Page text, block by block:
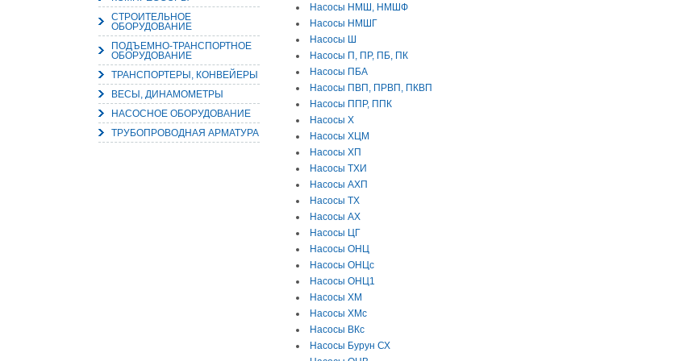
СТРОИТЕЛЬНОЕ
ОБОРУДОВАНИЕ
ПОДЪЕМНО-ТРАНСПОРТНОЕ
ОБОРУДОВАНИЕ
ТРАНСПОРТЕРЫ, КОНВЕЙЕРЫ
ВЕСЫ, ДИНАМОМЕТРЫ
НАСОСНОЕ ОБОРУДОВАНИЕ
ТРУБОПРОВОДНАЯ АРМАТУРА
Насосы НМШ, НМШФ
Насосы НМШГ
Насосы Ш
Насосы П, ПР, ПБ, ПК
Насосы ПБА
Насосы ПВП, ПРВП, ПКВП
Насосы ППР, ППК
Насосы Х
Насосы ХЦМ
Насосы ХП
Насосы ТХИ
Насосы АХП
Насосы ТХ
Насосы АХ
Насосы ЦГ
Насосы ОНЦ
Насосы ОНЦс
Насосы ОНЦ1
Насосы ХМ
Насосы ХМс
Насосы ВКс
Насосы Бурун СХ